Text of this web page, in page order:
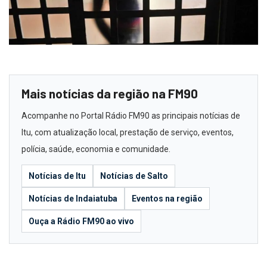
Mais notícias da região na FM90
Acompanhe no Portal Rádio FM90 as principais notícias de
Itu, com atualização local, prestação de serviço, eventos,
polícia, saúde, economia e comunidade.
Notícias de Itu Notícias de Salto
Notícias de Indaiatuba Eventos na região
Ouça a Rádio FM90 ao vivo